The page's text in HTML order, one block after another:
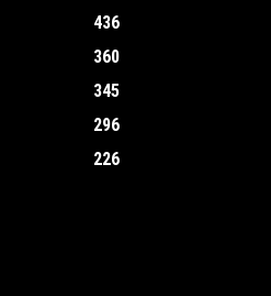
436
360
345
296
226